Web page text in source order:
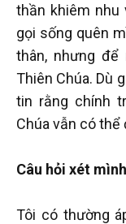
thần khiêm nhu
gọi sống quên
thân, nhưng để
Thiên Chúa. Dù
tin rằng chính
Chúa vẫn có thể
Câu hỏi xét mình
Tôi có thường